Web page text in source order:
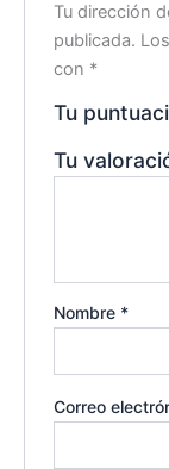
Tu dirección
publicada.
con *
Tu
Tu
Nombre *
Correo